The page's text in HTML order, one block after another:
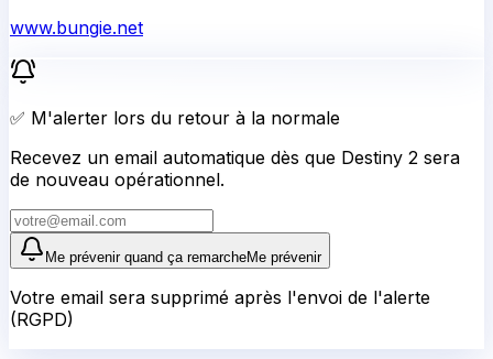
www.bungie.net
✅ M'alerter lors du retour à la normale
Recevez un email automatique dès que Destiny 2 sera
de nouveau opérationnel.
Me prévenir quand ça remarcheMe prévenir
Votre email sera supprimé après l'envoi de l'alerte
(RGPD)